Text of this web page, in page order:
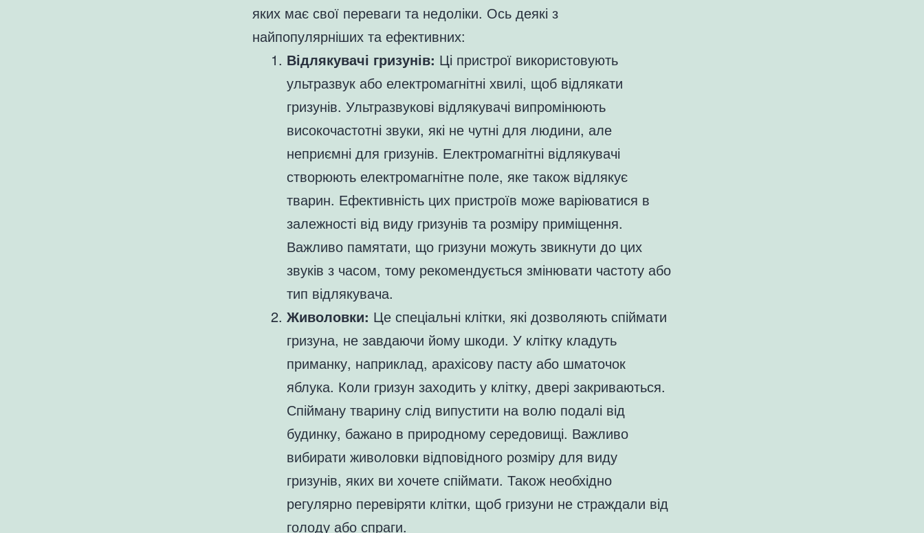
яких має свої переваги та недоліки. Ось деякі з
найпопулярніших та ефективних:
Відлякувачі гризунів: Ці пристрої використовують
ультразвук або електромагнітні хвилі, щоб відлякати
гризунів. Ультразвукові відлякувачі випромінюють
високочастотні звуки, які не чутні для людини, але
неприємні для гризунів. Електромагнітні відлякувачі
створюють електромагнітне поле, яке також відлякує
тварин. Ефективність цих пристроїв може варіюватися в
залежності від виду гризунів та розміру приміщення.
Важливо памятати, що гризуни можуть звикнути до цих
звуків з часом, тому рекомендується змінювати частоту або
тип відлякувача.
Живоловки: Це спеціальні клітки, які дозволяють спіймати
гризуна, не завдаючи йому шкоди. У клітку кладуть
приманку, наприклад, арахісову пасту або шматочок
яблука. Коли гризун заходить у клітку, двері закриваються.
Спійману тварину слід випустити на волю подалі від
будинку, бажано в природному середовищі. Важливо
вибирати живоловки відповідного розміру для виду
гризунів, яких ви хочете спіймати. Також необхідно
регулярно перевіряти клітки, щоб гризуни не страждали від
голоду або спраги.